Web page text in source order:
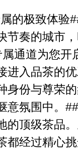
的极致体验
节奏的城市
通道为您开
进入品茶的
身份与尊荣
意氛围中。
的顶级茶品
都经过精心